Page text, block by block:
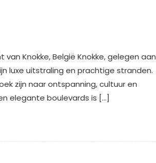
Knokke, België Knokke, gelegen aan
luxe uitstraling en prachtige stranden.
zijn naar ontspanning, cultuur en
elegante boulevards is […]